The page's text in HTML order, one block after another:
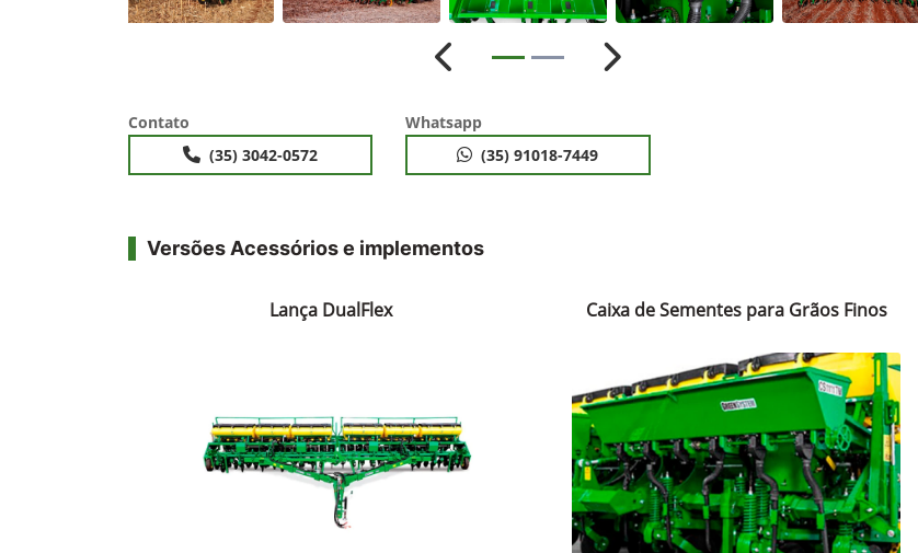
Anterior Próximo
Contato
(35) 3042-0572
Whatsapp
(35) 91018-7449
Versões Acessórios e implementos
Lança DualFlex Caixa de Sementes para Grãos Finos